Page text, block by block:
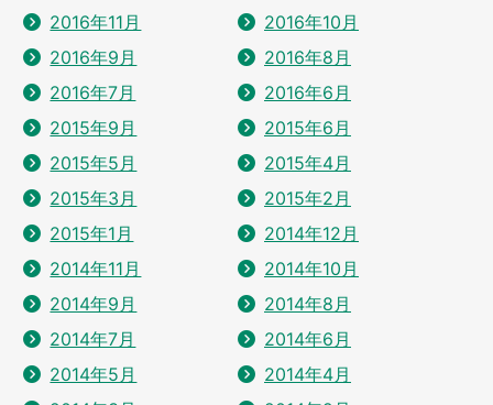
2016年11月
2016年10月
2016年9月
2016年8月
2016年7月
2016年6月
2015年9月
2015年6月
2015年5月
2015年4月
2015年3月
2015年2月
2015年1月
2014年12月
2014年11月
2014年10月
2014年9月
2014年8月
2014年7月
2014年6月
2014年5月
2014年4月